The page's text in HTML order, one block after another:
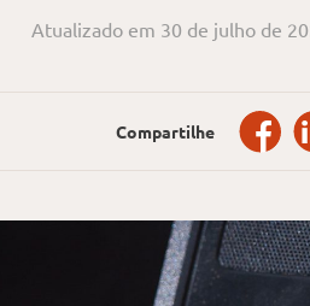
Atualizado em 30 de julho de
Compartilhe